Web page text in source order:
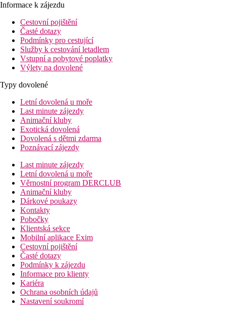
Informace k zájezdu
Cestovní pojištění
Časté dotazy
Podmínky pro cestující
Služby k cestování letadlem
Vstupní a pobytové poplatky
Výlety na dovolené
Typy dovolené
Letní dovolená u moře
Last minute zájezdy
Animační kluby
Exotická dovolená
Dovolená s dětmi zdarma
Poznávací zájezdy
Last minute zájezdy
Letní dovolená u moře
Věrnostní program DERCLUB
Animační kluby
Dárkové poukazy
Kontakty
Pobočky
Klientská sekce
Mobilní aplikace Exim
Cestovní pojištění
Časté dotazy
Podmínky k zájezdu
Informace pro klienty
Kariéra
Ochrana osobních údajů
Nastavení soukromí